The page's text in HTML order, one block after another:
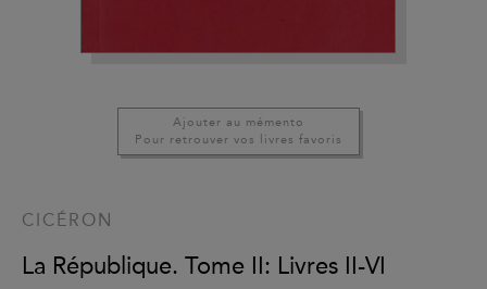
Ajouter au mémento
Pour retrouver vos livres favoris
CICÉRON
La République. Tome II: Livres II-VI